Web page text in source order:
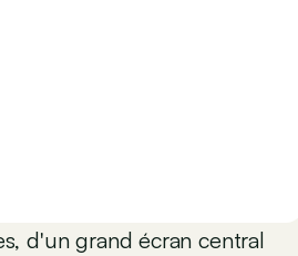
d'un grand écran central